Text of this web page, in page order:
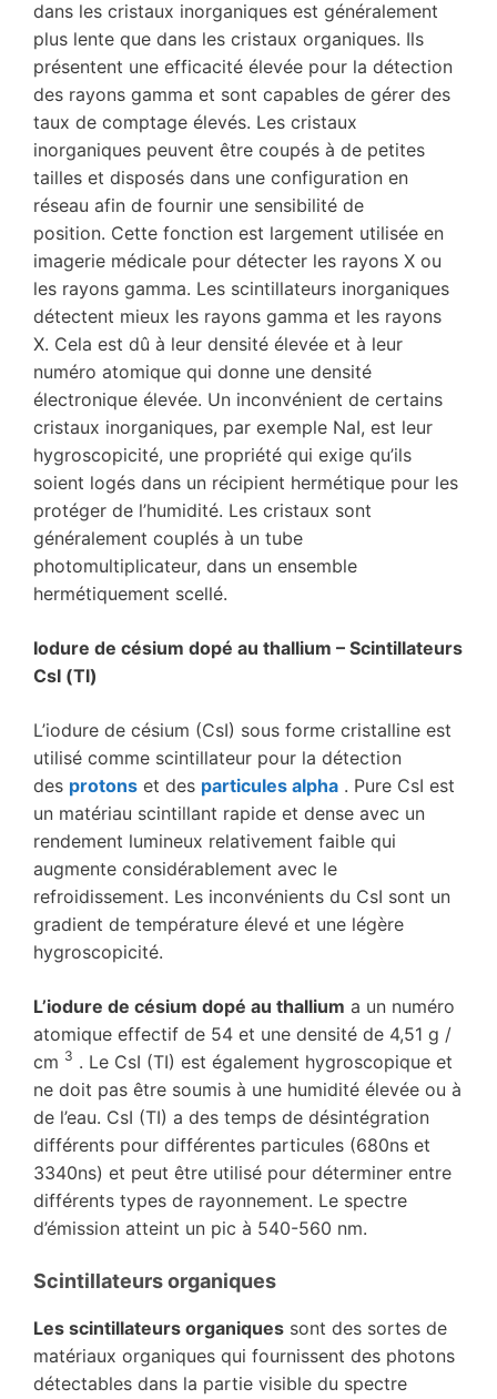
dans les cristaux inorganiques est généralement
plus lente que dans les cristaux organiques. Ils
présentent une efficacité élevée pour la détection
des rayons gamma et sont capables de gérer des
taux de comptage élevés. Les cristaux
inorganiques peuvent être coupés à de petites
tailles et disposés dans une configuration en
réseau afin de fournir une sensibilité de
position. Cette fonction est largement utilisée en
imagerie médicale pour détecter les rayons X ou
les rayons gamma. Les scintillateurs inorganiques
détectent mieux les rayons gamma et les rayons
X. Cela est dû à leur densité élevée et à leur
numéro atomique qui donne une densité
électronique élevée. Un inconvénient de certains
cristaux inorganiques, par exemple NaI, est leur
hygroscopicité, une propriété qui exige qu’ils
soient logés dans un récipient hermétique pour les
protéger de l’humidité. Les cristaux sont
généralement couplés à un tube
photomultiplicateur, dans un ensemble
hermétiquement scellé.
Iodure de césium dopé au thallium – Scintillateurs
CsI (Tl)
L’iodure de césium (CsI) sous forme cristalline est
utilisé comme scintillateur pour la détection
des protons et des particules alpha . Pure CsI est
un matériau scintillant rapide et dense avec un
rendement lumineux relativement faible qui
augmente considérablement avec le
refroidissement. Les inconvénients du CsI sont un
gradient de température élevé et une légère
hygroscopicité.
L’iodure de césium dopé au thallium a un numéro
atomique effectif de 54 et une densité de 4,51 g /
cm 3 . Le CsI (TI) est également hygroscopique et
ne doit pas être soumis à une humidité élevée ou à
de l’eau. CsI ​​(TI) a des temps de désintégration
différents pour différentes particules (680ns et
3340ns) et peut être utilisé pour déterminer entre
différents types de rayonnement. Le spectre
d’émission atteint un pic à 540-560 nm.
Scintillateurs organiques
Les scintillateurs organiques sont des sortes de
matériaux organiques qui fournissent des photons
détectables dans la partie visible du spectre